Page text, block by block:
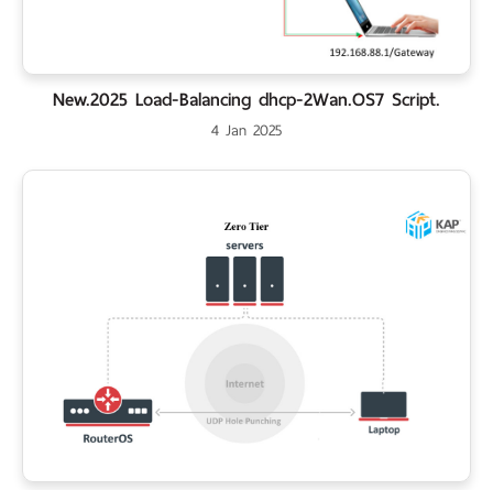
New.2025 Load-Balancing dhcp-2Wan.OS7 Script.
4 Jan 2025